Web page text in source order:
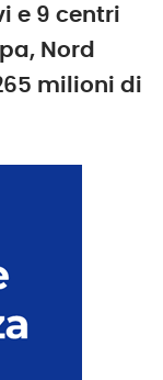
e 9 centri
Nord
milioni di